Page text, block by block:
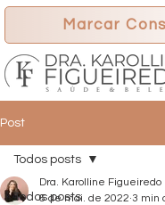
Marcar
Post
Todos posts
Todos posts
Dra. Karolline Figueiredo
6 de mai. de 2022 3 min